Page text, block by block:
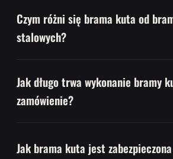
Czym różni się brama kuta od
stalowych?
Jak długo trwa wykonanie bramy
zamówienie?
Jak brama kuta jest